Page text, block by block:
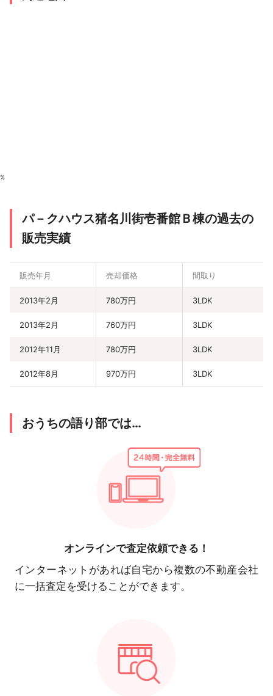
%
パ－クハウス猪名川街壱番館Ｂ棟の過去の
販売実績
販売年月 売却価格 間取り
2013年2月 780万円 3LDK
2013年2月 760万円 3LDK
2012年11月 780万円 3LDK
2012年8月 970万円 3LDK
おうちの語り部では…
オンラインで査定依頼できる！
インターネットがあれば自宅から複数の不動産会社
に一括査定を受けることができます。